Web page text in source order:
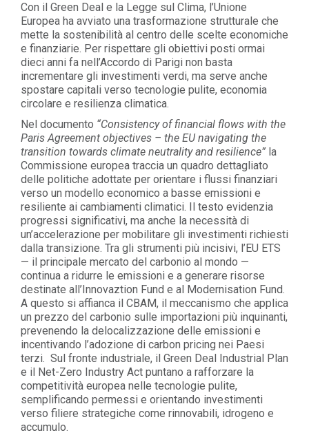
Con il Green Deal e la Legge sul Clima, l’Unione
Europea ha avviato una trasformazione strutturale che
mette la sostenibilità al centro delle scelte economiche
e finanziarie. Per rispettare gli obiettivi posti ormai
dieci anni fa nell’Accordo di Parigi non basta
incrementare gli investimenti verdi, ma serve anche
spostare capitali verso tecnologie pulite, economia
circolare e resilienza climatica.
Nel documento “Consistency of financial flows with the
Paris Agreement objectives – the EU navigating the
transition towards climate neutrality and resilience” la
Commissione europea traccia un quadro dettagliato
delle politiche adottate per orientare i flussi finanziari
verso un modello economico a basse emissioni e
resiliente ai cambiamenti climatici. Il testo evidenzia
progressi significativi, ma anche la necessità di
un’accelerazione per mobilitare gli investimenti richiesti
dalla transizione. Tra gli strumenti più incisivi, l’EU ETS
— il principale mercato del carbonio al mondo —
continua a ridurre le emissioni e a generare risorse
destinate all’Innovaztion Fund e al Modernisation Fund.
A questo si affianca il CBAM, il meccanismo che applica
un prezzo del carbonio sulle importazioni più inquinanti,
prevenendo la delocalizzazione delle emissioni e
incentivando l’adozione di carbon pricing nei Paesi
terzi. Sul fronte industriale, il Green Deal Industrial Plan
e il Net-Zero Industry Act puntano a rafforzare la
competitività europea nelle tecnologie pulite,
semplificando permessi e orientando investimenti
verso filiere strategiche come rinnovabili, idrogeno e
accumulo.